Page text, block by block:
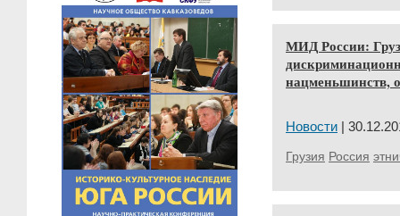
МИД России:
нацменьшинств,
Новости |
Грузия Россия